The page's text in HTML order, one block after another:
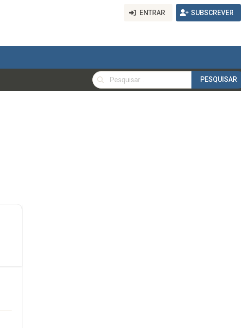
ENTRAR SUBSCREVER
PESQUISAR
PESQUISAR